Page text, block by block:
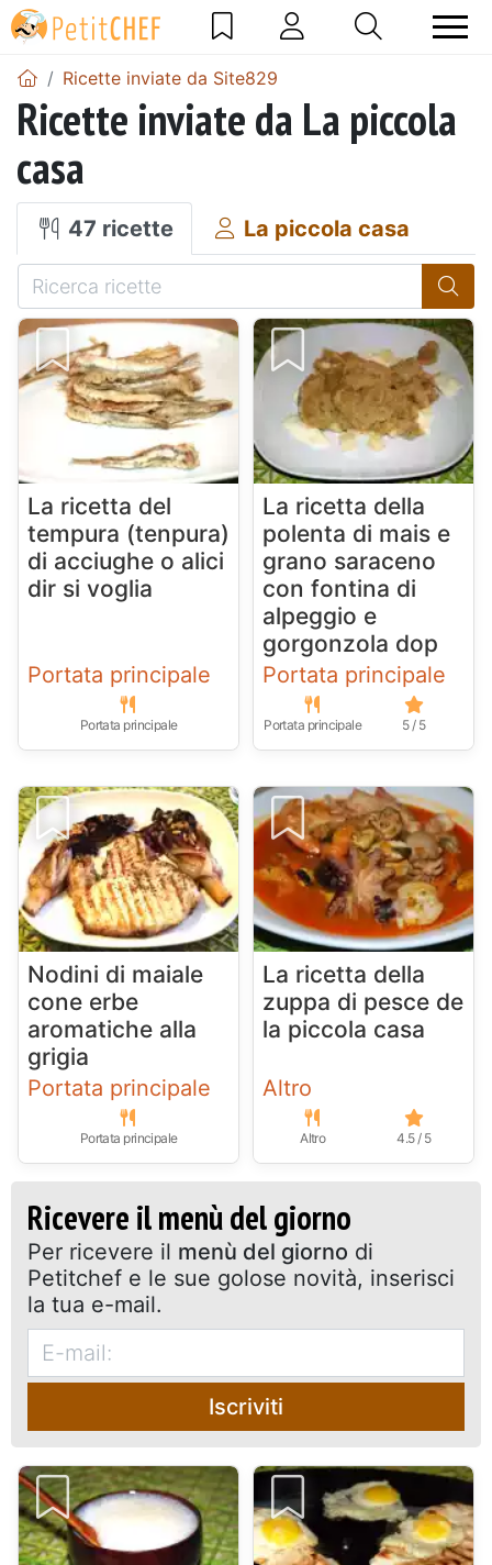
Ricette inviate da Site829
Ricette inviate da La piccola
casa
47 ricette La piccola casa
La ricetta del
tempura (tenpura)
di acciughe o alici
dir si voglia
Portata principale
Portata principale
La ricetta della
polenta di mais e
grano saraceno
con fontina di
alpeggio e
gorgonzola dop
Portata principale
Portata principale 5 / 5
Nodini di maiale
cone erbe
aromatiche alla
grigia
Portata principale
Portata principale
La ricetta della
zuppa di pesce de
la piccola casa
Altro
Altro 4.5 / 5
Ricevere il menù del giorno
Per ricevere il menù del giorno di
Petitchef e le sue golose novità, inserisci
la tua e-mail.
Iscriviti